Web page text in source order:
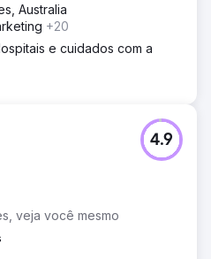
em publicidade (ROAS)
A receita mensal com
com o custo por
Mais de 30% das
Australia
+20
e cuidados com a
veja você mesmo
4.9